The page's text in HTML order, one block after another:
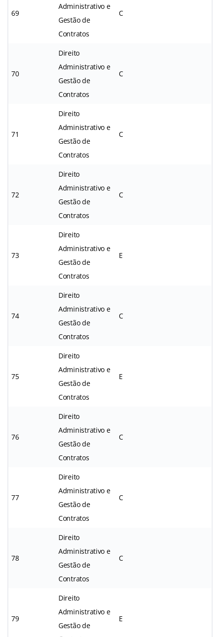
69
Administrativo e
Gestão de
Contratos
C
70
Direito
Administrativo e
Gestão de
Contratos
C
71
Direito
Administrativo e
Gestão de
Contratos
C
72
Direito
Administrativo e
Gestão de
Contratos
C
73
Direito
Administrativo e
Gestão de
Contratos
E
74
Direito
Administrativo e
Gestão de
Contratos
C
75
Direito
Administrativo e
Gestão de
Contratos
E
76
Direito
Administrativo e
Gestão de
Contratos
C
77
Direito
Administrativo e
Gestão de
Contratos
C
78
Direito
Administrativo e
Gestão de
Contratos
C
79
Direito
Administrativo e
Gestão de
E